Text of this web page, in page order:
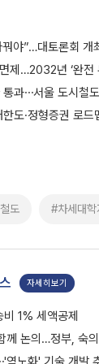
야”…대토론회 개
제…2032년 ‘완전
과⋯서울 도시철
도·정형증권 로드
도 #차세대학
자세히보기
1% 세액공제
께 논의…정부, 숙